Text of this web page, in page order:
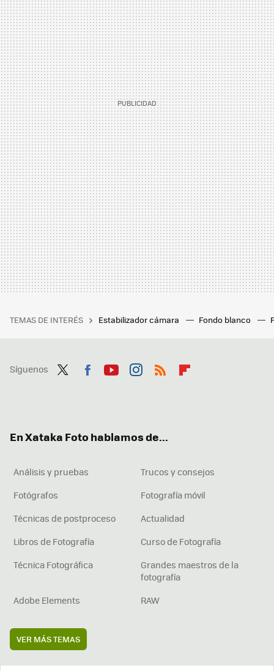
TEMAS DE INTERÉS Estabilizador cámara Fondo blanco
Síguenos
En Xataka Foto hablamos de...
Análisis y pruebas
Trucos y consejos
Fotógrafos
Fotografía móvil
Técnicas de postproceso
Actualidad
Libros de Fotografía
Curso de Fotografía
Técnica Fotográfica
Grandes maestros de la
fotografía
Adobe Elements
RAW
VER MÁS TEMAS